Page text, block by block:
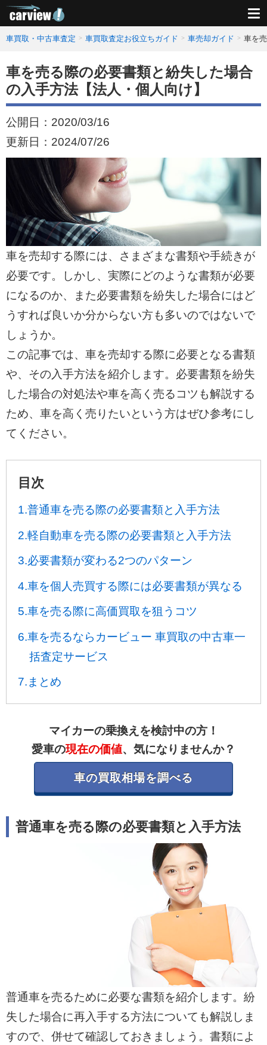
車買取・中古車査定 車買取査定お役立ちガイド 車売却ガイド 車を
車を売る際の必要書類と紛失した場合
の入手方法【法人・個人向け】
公開日： 2020/03/16
更新日： 2024/07/26
車を売却する際には、さまざまな書類や手続きが
必要です。しかし、実際にどのような書類が必要
になるのか、また必要書類を紛失した場合にはど
うすれば良いか分からない方も多いのではないで
しょうか。
この記事では、車を売却する際に必要となる書類
や、その入手方法を紹介します。必要書類を紛失
した場合の対処法や車を高く売るコツも解説する
ため、車を高く売りたいという方はぜひ参考にし
てください。
目次
1.普通車を売る際の必要書類と入手方法
2.軽自動車を売る際の必要書類と入手方法
3.必要書類が変わる2つのパターン
4.車を個人売買する際には必要書類が異なる
5.車を売る際に高価買取を狙うコツ
6.車を売るならカービュー 車買取の中古車一
括査定サービス
7.まとめ
マイカーの乗換えを検討中の方！
愛車の現在の価値、気になりませんか？
車の買取相場を調べる
普通車を売る際の必要書類と入手方法
普通車を売るために必要な書類を紹介します。紛
失した場合に再入手する方法についても解説しま
すので、併せて確認しておきましょう。書類によ